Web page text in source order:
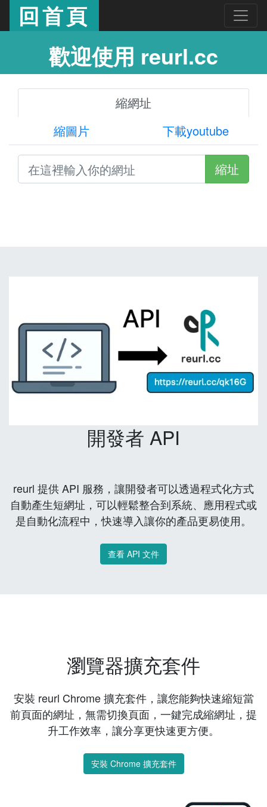
回首頁
歡迎使用 reurl.cc
縮網址
縮圖片
下載youtube
縮址
開發者 API
reurl 提供 API 服務，讓開發者可以透過程式化方式
自動產生短網址，可以輕鬆整合到系統、應用程式或
是自動化流程中，快速導入讓你的產品更易使用。
查看 API 文件
瀏覽器擴充套件
安裝 reurl Chrome 擴充套件，讓您能夠快速縮短當
前頁面的網址，無需切換頁面，一鍵完成縮網址，提
升工作效率，讓分享更快速更方便。
安裝 Chrome 擴充套件